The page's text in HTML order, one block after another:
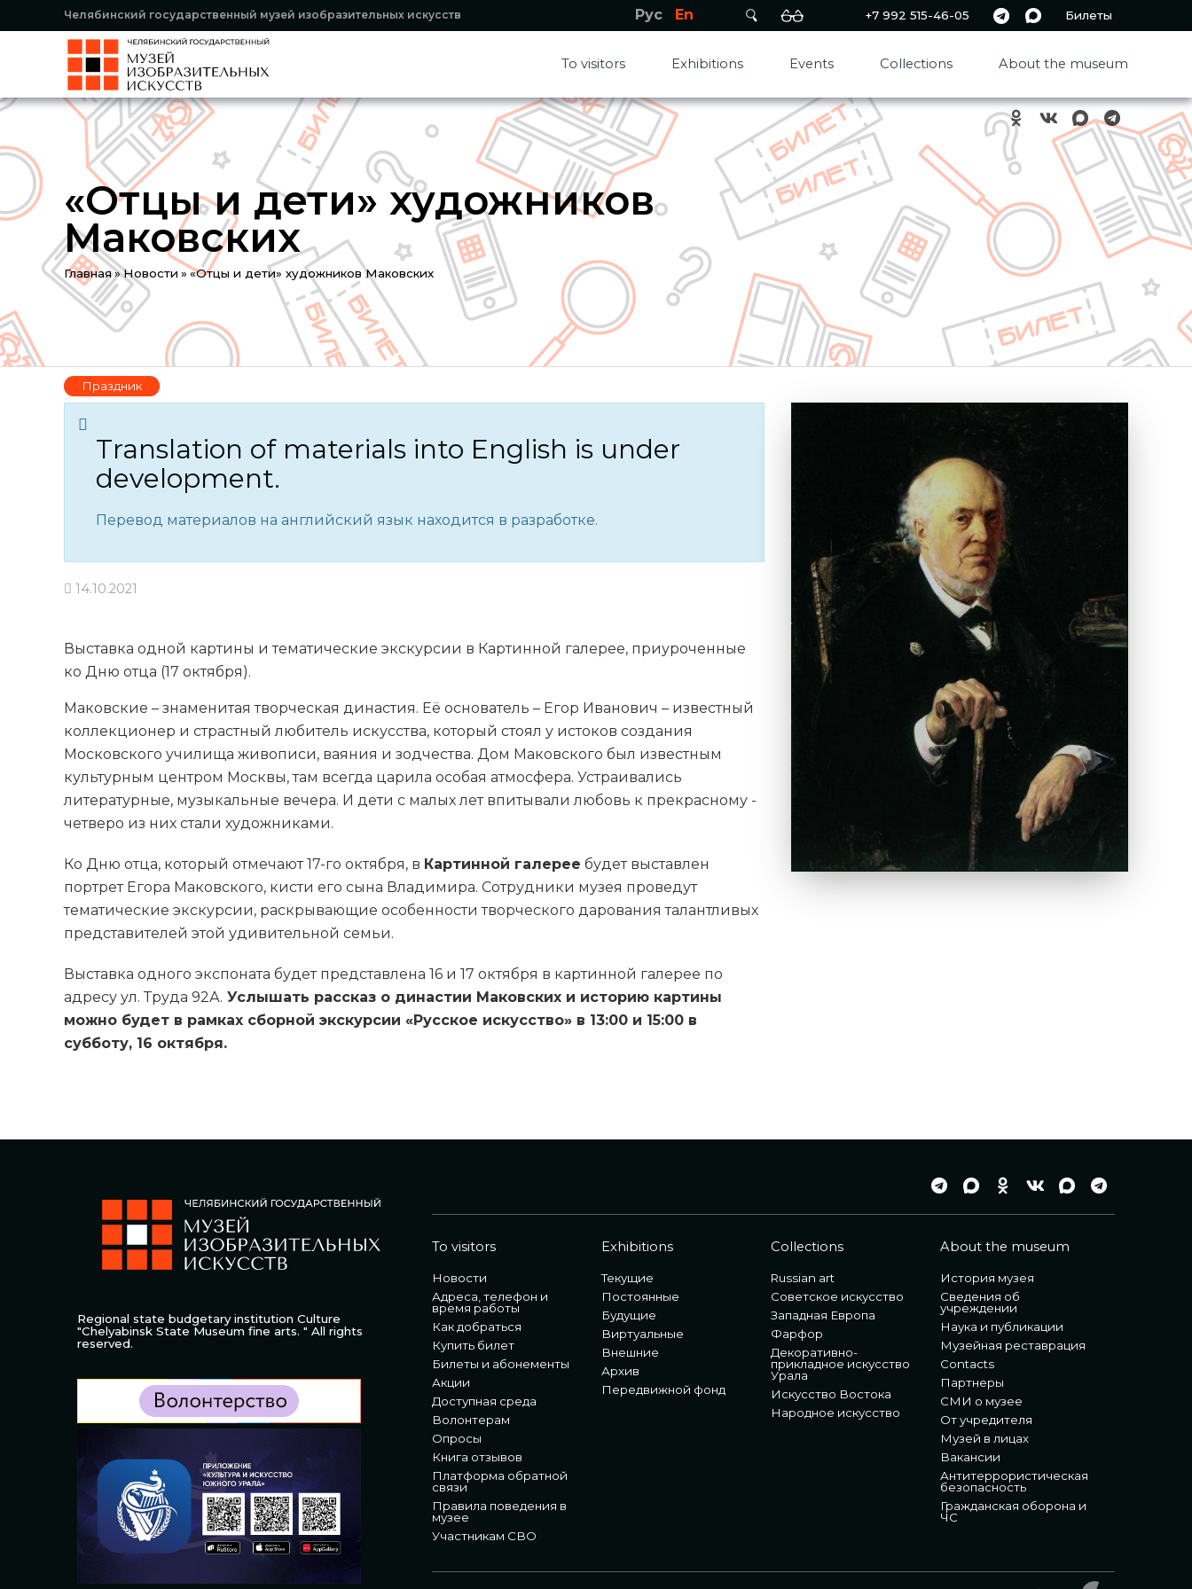
Челябинский государственный музей изобразительных искусств +7 992 515-46-05 Билеты
Рус En
To visitors Exhibitions Events Collections About the museum
«Отцы и дети» художников
Маковских
You
are
here
Главная»Новости » «Отцы и дети» художников Маковских
Translation of materials into English is under
development.
Перевод материалов на английский язык находится в разработке.
14.10.2021
Праздник
Выставка одной картины и тематические экскурсии в Картинной галерее, приуроченные
ко Дню отца (17 октября).
Маковские – знаменитая творческая династия. Её основатель – Егор Иванович – известный
коллекционер и страстный любитель искусства, который стоял у истоков создания
Московского училища живописи, ваяния и зодчества. Дом Маковского был известным
культурным центром Москвы, там всегда царила особая атмосфера. Устраивались
литературные, музыкальные вечера. И дети с малых лет впитывали любовь к прекрасному -
четверо из них стали художниками.
Ко Дню отца, который отмечают 17-го октября, в Картинной галерее будет выставлен
портрет Егора Маковского, кисти его сына Владимира. Сотрудники музея проведут
тематические экскурсии, раскрывающие особенности творческого дарования талантливых
представителей этой удивительной семьи.
Выставка одного экспоната будет представлена 16 и 17 октября в картинной галерее по
адресу ул. Труда 92А. Услышать рассказ о династии Маковских и историю картины
можно будет в рамках сборной экскурсии «Русское искусство» в 13:00 и 15:00 в
субботу, 16 октября.
Regional state budgetary institution Culture
"Chelyabinsk State Museum fine arts. " All rights
reserved.
To visitors
Новости
Адреса, телефон и
время работы
Как добраться
Купить билет
Билеты и абонементы
Акции
Доступная среда
Волонтерам
Опросы
Книга отзывов
Платформа обратной
связи
Правила поведения в
музее
Участникам СВО
Exhibitions
Текущие
Постоянные
Будущие
Виртуальные
Внешние
Архив
Передвижной фонд
Collections
Russian art
Советское искусство
Западная Европа
Фарфор
Декоративно-
прикладное искусство
Урала
Искусство Востока
Народное искусство
About the museum
История музея
Сведения об
учреждении
Наука и публикации
Музейная реставрация
Contacts
Партнеры
СМИ о музее
От учредителя
Музей в лицах
Вакансии
Антитеррористическая
безопасность
Гражданская оборона и
ЧС